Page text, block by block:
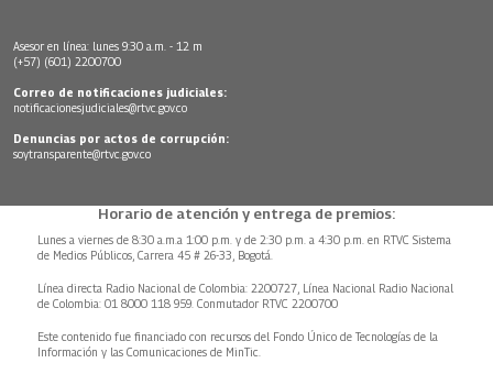
Asesor en línea: lunes 9:30 a.m. - 12 m
(+57) (601) 2200700
Correo de notificaciones judiciales:
notificacionesjudiciales@rtvc.gov.co
Denuncias por actos de corrupción:
soytransparente@rtvc.gov.co
Horario de atención y entrega de premios:
Lunes a viernes de 8:30 a.m.a 1:00 p.m. y de 2:30 p.m. a 4:30 p.m. en RTVC Sistema
de Medios Públicos, Carrera 45 # 26-33, Bogotá.
Línea directa Radio Nacional de Colombia: 2200727, Línea Nacional Radio Nacional
de Colombia: 01 8000 118 959. Conmutador RTVC 2200700
Este contenido fue financiado con recursos del Fondo Único de Tecnologías de la
Información y las Comunicaciones de MinTic.